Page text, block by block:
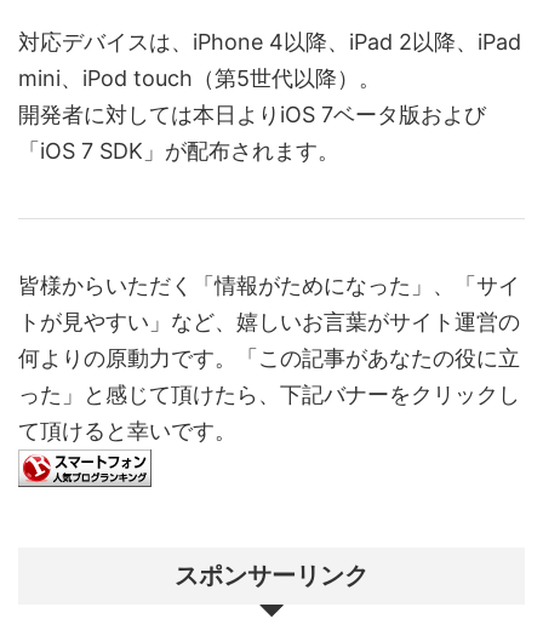
対応デバイスは、iPhone 4以降、iPad 2以降、iPad
mini、iPod touch（第5世代以降）。
開発者に対しては本日よりiOS 7ベータ版および
「iOS 7 SDK」が配布されます。
皆様からいただく「情報がためになった」、「サイ
トが見やすい」など、嬉しいお言葉がサイト運営の
何よりの原動力です。「この記事があなたの役に立
った」と感じて頂けたら、下記バナーをクリックし
て頂けると幸いです。
スポンサーリンク